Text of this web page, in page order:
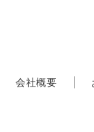
会社概要